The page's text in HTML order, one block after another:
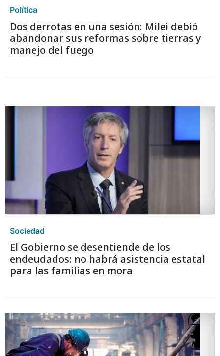
Política
Dos derrotas en una sesión: Milei debió
abandonar sus reformas sobre tierras y
manejo del fuego
Sociedad
El Gobierno se desentiende de los
endeudados: no habrá asistencia estatal
para las familias en mora